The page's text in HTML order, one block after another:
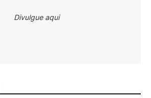
Divulgue aqui